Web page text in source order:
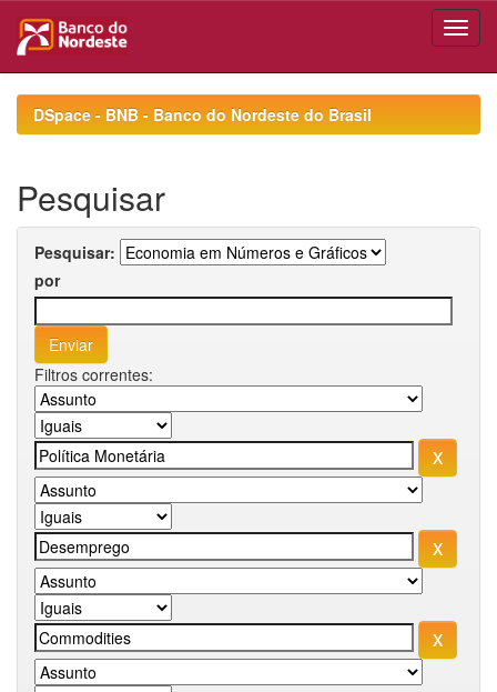
navigationDSpace - BNB - Banco do Nordeste do Brasil
Pesquisar
Pesquisar:
por
Filtros correntes: